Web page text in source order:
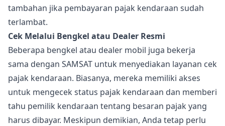
tambahan jika pembayaran pajak kendaraan sudah
terlambat.
Cek Melalui Bengkel atau Dealer Resmi
Beberapa bengkel atau dealer mobil juga bekerja
sama dengan SAMSAT untuk menyediakan layanan cek
pajak kendaraan. Biasanya, mereka memiliki akses
untuk mengecek status pajak kendaraan dan memberi
tahu pemilik kendaraan tentang besaran pajak yang
harus dibayar. Meskipun demikian, Anda tetap perlu